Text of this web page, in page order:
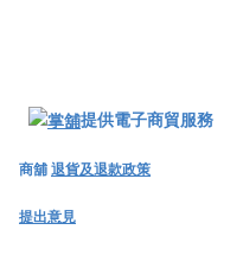
提供電子商貿服務
商舖退貨及退款政策
提出意見